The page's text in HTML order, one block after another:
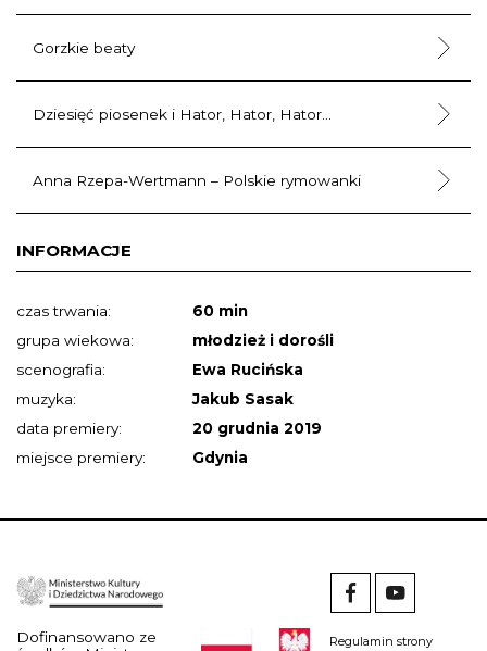
Gorzkie beaty
Dziesięć piosenek i Hator, Hator, Hator...
Anna Rzepa-Wertmann – Polskie rymowanki
INFORMACJE
czas trwania:
60 min
grupa wiekowa:
młodzież i dorośli
scenografia:
Ewa Rucińska
muzyka:
Jakub Sasak
data premiery:
20 grudnia 2019
miejsce premiery:
Gdynia
Dofinansowano ze
Regulamin strony